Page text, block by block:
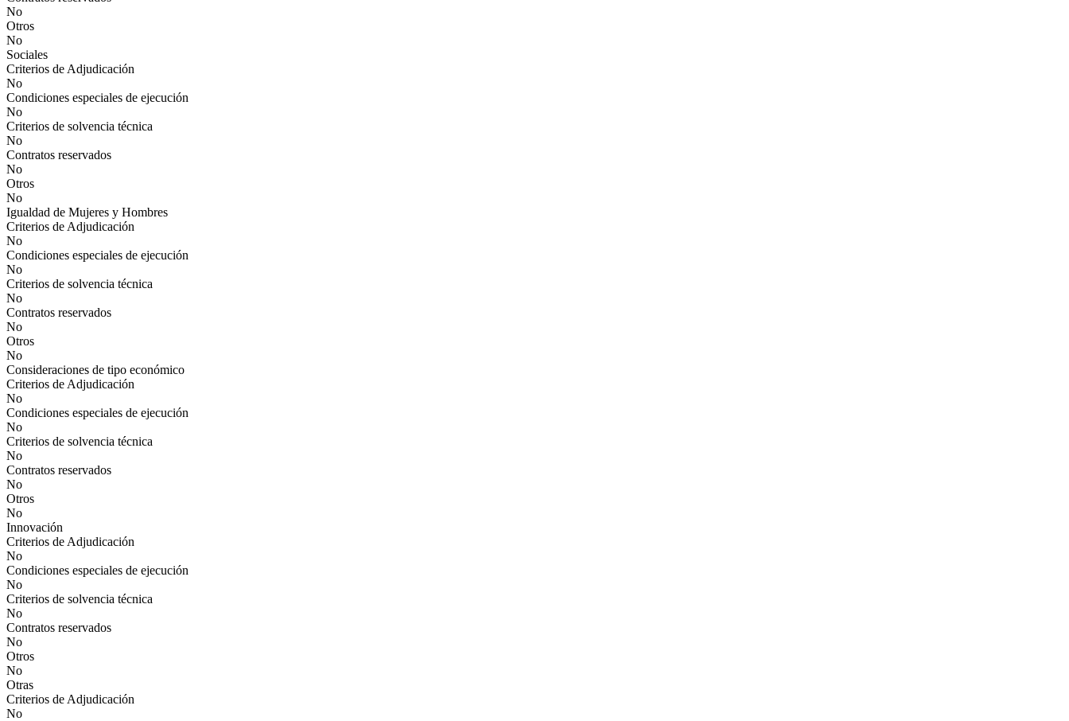
No
Otros
No
Sociales
Criterios de Adjudicación
No
Condiciones especiales de ejecución
No
Criterios de solvencia técnica
No
Contratos reservados
No
Otros
No
Igualdad de Mujeres y Hombres
Criterios de Adjudicación
No
Condiciones especiales de ejecución
No
Criterios de solvencia técnica
No
Contratos reservados
No
Otros
No
Consideraciones de tipo económico
Criterios de Adjudicación
No
Condiciones especiales de ejecución
No
Criterios de solvencia técnica
No
Contratos reservados
No
Otros
No
Innovación
Criterios de Adjudicación
No
Condiciones especiales de ejecución
No
Criterios de solvencia técnica
No
Contratos reservados
No
Otros
No
Otras
Criterios de Adjudicación
No